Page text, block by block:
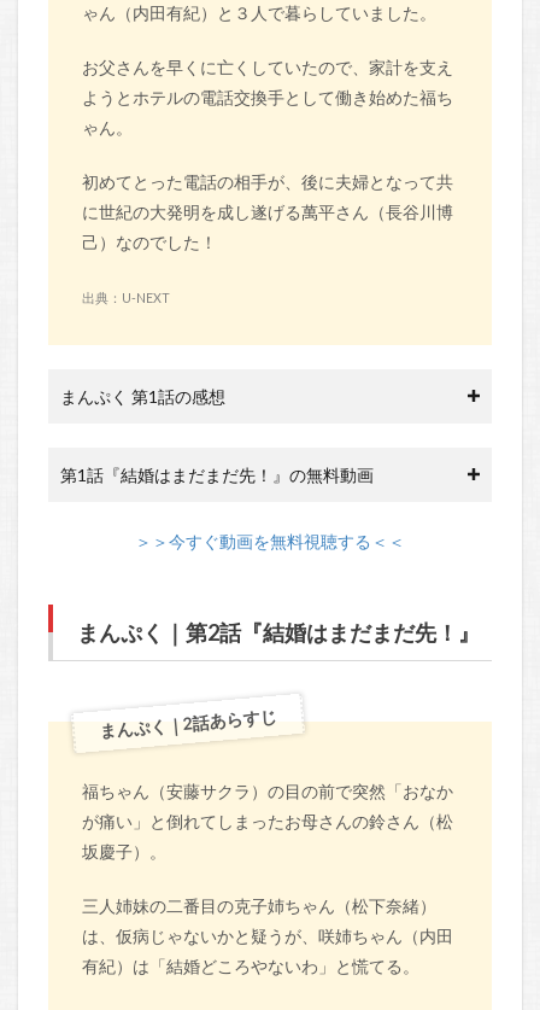
ゃん（内田有紀）と３人で暮らしていました。
お父さんを早くに亡くしていたので、家計を支え
ようとホテルの電話交換手として働き始めた福ち
ゃん。
初めてとった電話の相手が、後に夫婦となって共
に世紀の大発明を成し遂げる萬平さん（長谷川博
己）なのでした！
出典：U-NEXT
まんぷく 第1話の感想
第1話『結婚はまだまだ先！』の無料動画
＞＞今すぐ動画を無料視聴する＜＜
まんぷく｜第2話『結婚はまだまだ先！』
まんぷく｜2話あらすじ
福ちゃん（安藤サクラ）の目の前で突然「おなか
が痛い」と倒れてしまったお母さんの鈴さん（松
坂慶子）。
三人姉妹の二番目の克子姉ちゃん（松下奈緒）
は、仮病じゃないかと疑うが、咲姉ちゃん（内田
有紀）は「結婚どころやないわ」と慌てる。